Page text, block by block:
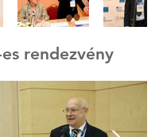
rendezvény